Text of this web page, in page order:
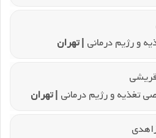
و رژیم درمانی | تهران
تغذیه و رژیم درمانی | تهران